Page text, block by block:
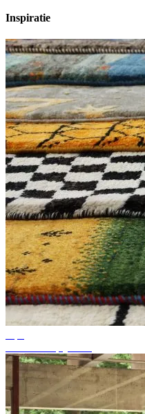
Inspiratie